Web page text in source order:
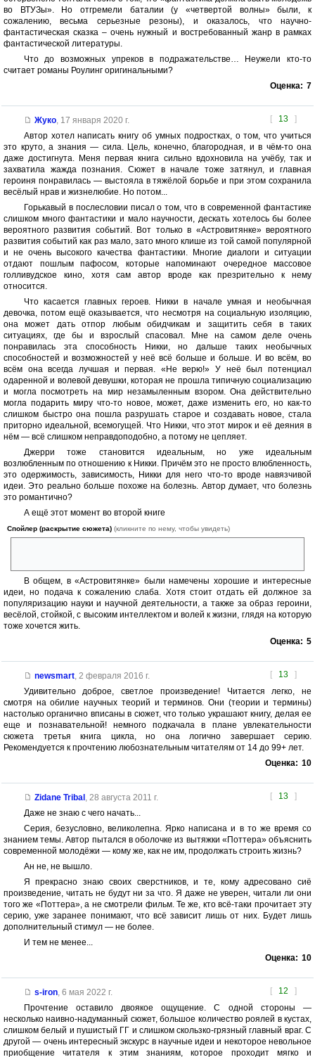
во ВТУЗы». Но отгремели баталии (у «четвертой волны» были, к
сожалению, весьма серьезные резоны), и оказалось, что научно-
фантастическая сказка – очень нужный и востребованный жанр в рамках
фантастической литературы.
Что до возможных упреков в подражательстве… Неужели кто-то
считает романы Роулинг оригинальными?
Оценка: 7
[ 13 ]
Жуко, 17 января 2020 г.
Автор хотел написать книгу об умных подростках, о том, что учиться
это круто, а знания — сила. Цель, конечно, благородная, и в чём-то она
даже достигнута. Меня первая книга сильно вдохновила на учёбу, так и
захватила жажда познания. Сюжет в начале тоже затянул, и главная
героиня понравилась — выстояла в тяжёлой борьбе и при этом сохранила
весёлый нрав и жизнелюбие. Но потом...
Горькавый в послесловии писал о том, что в современной фантастике
слишком много фантастики и мало научности, дескать хотелось бы более
вероятного развития событий. Вот только в «Астровитянке» вероятного
развития событий как раз мало, зато много клише из той самой популярной
и не очень высокого качества фантастики. Многие диалоги и ситуации
отдают пошлым пафосом, которые напоминают очередное массовое
голливудское кино, хотя сам автор вроде как презрительно к нему
относится.
Что касается главных героев. Никки в начале умная и необычная
девочка, потом ещё оказывается, что несмотря на социальную изоляцию,
она может дать отпор любым обидчикам и защитить себя в таких
ситуациях, где бы и взрослый спасовал. Мне на самом деле очень
понравилась эта способность Никки, но дальше таких необычных
способностей и возможностей у неё всё больше и больше. И во всём, во
всём она всегда лучшая и первая. «Не верю!» У неё был потенциал
одаренной и волевой девушки, которая не прошла типичную социализацию
и могла посмотреть на мир незамыленным взором. Она действительно
могла подарить миру что-то новое, может, даже изменить его, но как-то
слишком быстро она пошла разрушать старое и создавать новое, стала
приторно идеальной, всемогущей. Что Никки, что этот мирок и её деяния в
нём — всё слишком неправдоподобно, а потому не цепляет.
Джерри тоже становится идеальным, но уже идеальным
возлюбленным по отношению к Никки. Причём это не просто влюбленность,
это одержимость, зависимость, Никки для него что-то вроде навязчивой
идеи. Это реально больше похоже на болезнь. Автор думает, что болезнь
это романтично?
А ещё этот момент во второй книге
Спойлер (раскрытие сюжета) (кликните по нему, чтобы увидеть)
В общем, в «Астровитянке» были намечены хорошие и интересные
идеи, но подача к сожалению слаба. Хотя стоит отдать ей должное за
популяризацию науки и научной деятельности, а также за образ героини,
весёлой, стойкой, с высоким интеллектом и волей к жизни, глядя на которую
тоже хочется жить.
Оценка: 5
[ 13 ]
newsmart, 2 февраля 2016 г.
Удивительно доброе, светлое произведение! Читается легко, не
смотря на обилие научных теорий и терминов. Они (теории и термины)
настолько органично вписаны в сюжет, что только украшают книгу, делая ее
еще и познавательной! немного подкачала в плане увлекательности
сюжета третья книга цикла, но она логично завершает серию.
Рекомендуется к прочтению любознательным читателям от 14 до 99+ лет.
Оценка: 10
[ 13 ]
Zidane Tribal , 28 августа 2011 г.
Даже не знаю с чего начать...
Серия, безусловно, великолепна. Ярко написана и в то же время со
знанием темы. Автор пытался в оболочке из вытяжки «Поттера» объяснить
современной молодёжи — кому же, как не им, продолжать строить жизнь?
Ан не, не вышло.
Я прекрасно знаю своих сверстников, и те, кому адресовано сиё
произведение, читать не будут ни за что. Я даже не уверен, читали ли они
того же «Поттера», а не смотрели фильм. Те же, кто всё-таки прочитает эту
серию, уже заранее понимают, что всё зависит лишь от них. Будет лишь
дополнительный стимул — не более.
И тем не менее...
Оценка: 10
[ 12 ]
s-iron, 6 мая 2022 г.
Прочтение оставило двоякое ощущение. С одной стороны —
несколько наивно-надуманный сюжет, большое количество роялей в кустах,
слишком белый и пушистый ГГ и слишком скользко-грязный главный враг. С
другой — очень интересный экскурс в научные идеи и некоторое невольное
приобщение читателя к этим знаниям, которое проходит мягко и